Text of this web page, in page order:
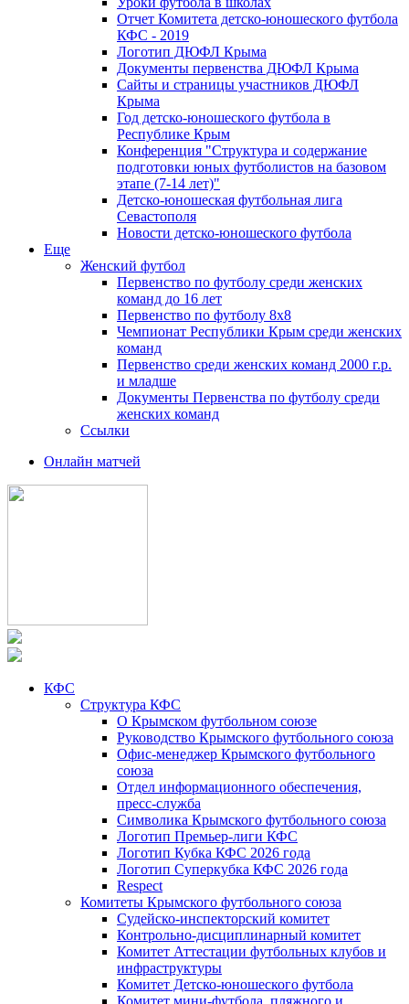
Отчет Комитета детско-юношеского футбола
КФС - 2019
Логотип ДЮФЛ Крыма
Документы первенства ДЮФЛ Крыма
Сайты и страницы участников ДЮФЛ
Крыма
Год детско-юношеского футбола в
Республике Крым
Конференция "Структура и содержание
подготовки юных футболистов на базовом
этапе (7-14 лет)"
Детско-юношеская футбольная лига
Севастополя
Новости детско-юношеского футбола
Еще
Женский футбол
Первенство по футболу среди женских
команд до 16 лет
Первенство по футболу 8х8
Чемпионат Республики Крым среди женских
команд
Первенство среди женских команд 2000 г.р.
и младше
Документы Первенства по футболу среди
женских команд
Ссылки
Онлайн матчей
КФС
Структура КФС
О Крымском футбольном союзе
Руководство Крымского футбольного союза
Офис-менеджер Крымского футбольного
союза
Отдел информационного обеспечения,
пресс-служба
Символика Крымского футбольного союза
Логотип Премьер-лиги КФС
Логотип Кубка КФС 2026 года
Логотип Суперкубка КФС 2026 года
Respect
Комитеты Крымского футбольного союза
Судейско-инспекторский комитет
Контрольно-дисциплинарный комитет
Комитет Аттестации футбольных клубов и
инфраструктуры
Комитет Детско-юношеского футбола
Комитет мини-футбола, пляжного и